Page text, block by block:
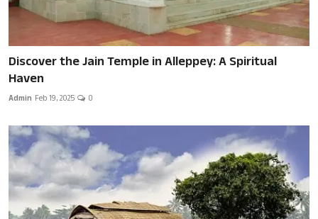
Discover the Jain Temple in Alleppey: A Spiritual
Haven
Admin Feb 19, 2025 0